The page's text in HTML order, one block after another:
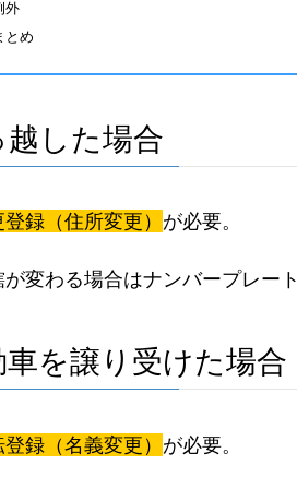
外
とめ
越した場合
録（住所変更） が必要。
が変わる場合はナンバープレー
車を譲り受けた場合
録（名義変更） が必要。